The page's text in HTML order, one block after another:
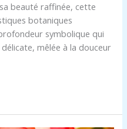
beauté raffinée, cette
botaniques
symbolique qui
mêlée à la douceur